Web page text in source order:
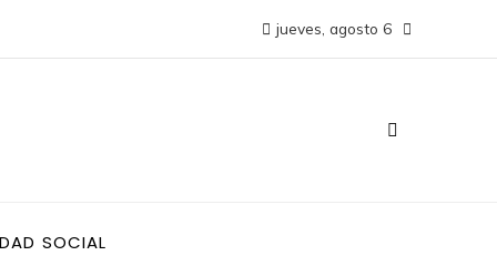
jueves, agosto 6
SOCIAL